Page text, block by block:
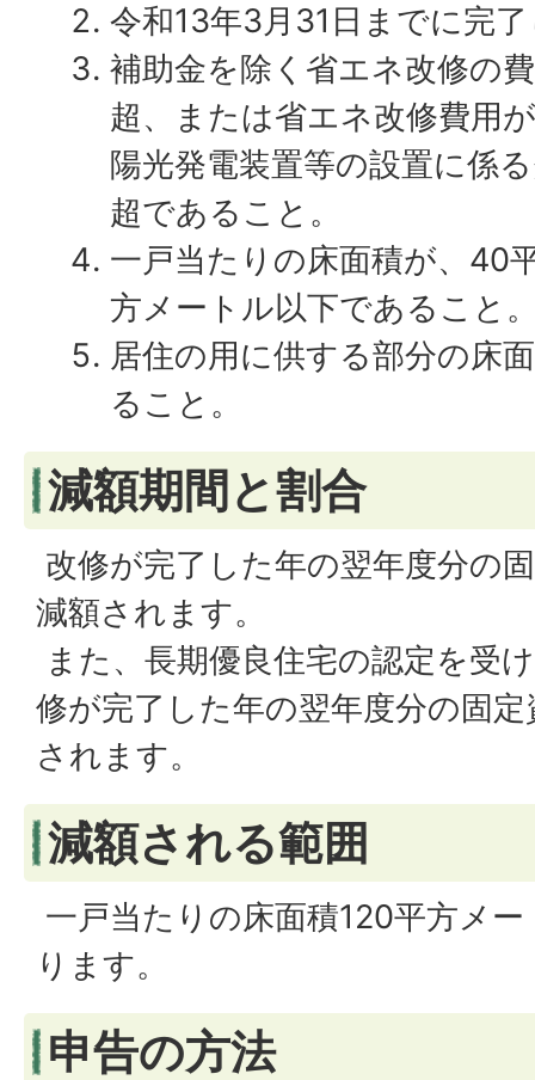
令和13年3月31日までに完
補助金を除く省エネ改修の
超、または省エネ改修費用
陽光発電装置等の設置に係
超であること。
一戸当たりの床面積が、40
方メートル以下であること
居住の用に供する部分の床
ること。
減額期間と割合
改修が完了した年の翌年度分の
減額されます。
また、長期優良住宅の認定を受
修が完了した年の翌年度分の固
されます。
減額される範囲
一戸当たりの床面積120平方メ
ります。
申告の方法